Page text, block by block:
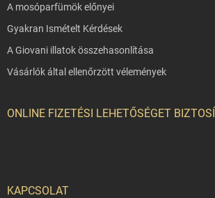
A mosóparfümök előnyei
Gyakran Ismételt Kérdések
A Giovani illatok összehasonlítása
Vásárlók által ellenőrzött vélemények
ONLINE FIZETÉSI LEHETŐSÉGET
KAPCSOLAT